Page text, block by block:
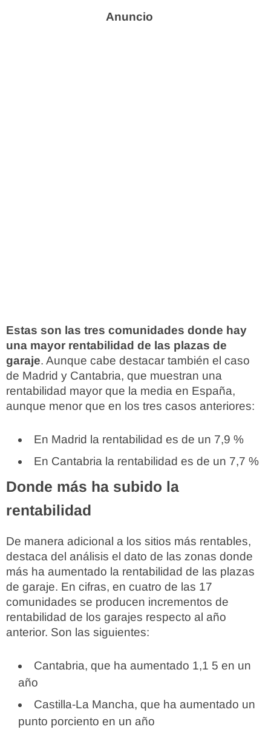
Estas son las tres comunidades donde hay
una mayor rentabilidad de las plazas de
garaje. Aunque cabe destacar también el caso
de Madrid y Cantabria, que muestran una
rentabilidad mayor que la media en España,
aunque menor que en los tres casos anteriores:
En Madrid la rentabilidad es de un 7,9 %
En Cantabria la rentabilidad es de un 7,7 %
Donde más ha subido la
rentabilidad
De manera adicional a los sitios más rentables,
destaca del análisis el dato de las zonas donde
más ha aumentado la rentabilidad de las plazas
de garaje. En cifras, en cuatro de las 17
comunidades se producen incrementos de
rentabilidad de los garajes respecto al año
anterior. Son las siguientes:
Cantabria, que ha aumentado 1,1 5 en un
año
Castilla-La Mancha, que ha aumentado un
punto porciento en un año